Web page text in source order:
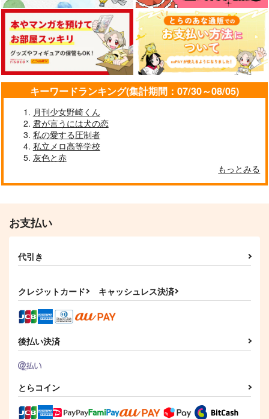
キーワードランキング(集計期間：07/30～08/05)
月刊少女野崎くん
君が言うには犬の恋
私の愛する圧制者
私立メロ高等学校
灰色と赤
もっとみる
お支払い
代引き
クレジットカード キャッシュレス決済
後払い決済
とらコイン